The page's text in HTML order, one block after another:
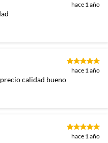
hace 1 año
hace 1 año
calidad bueno
hace 1 año